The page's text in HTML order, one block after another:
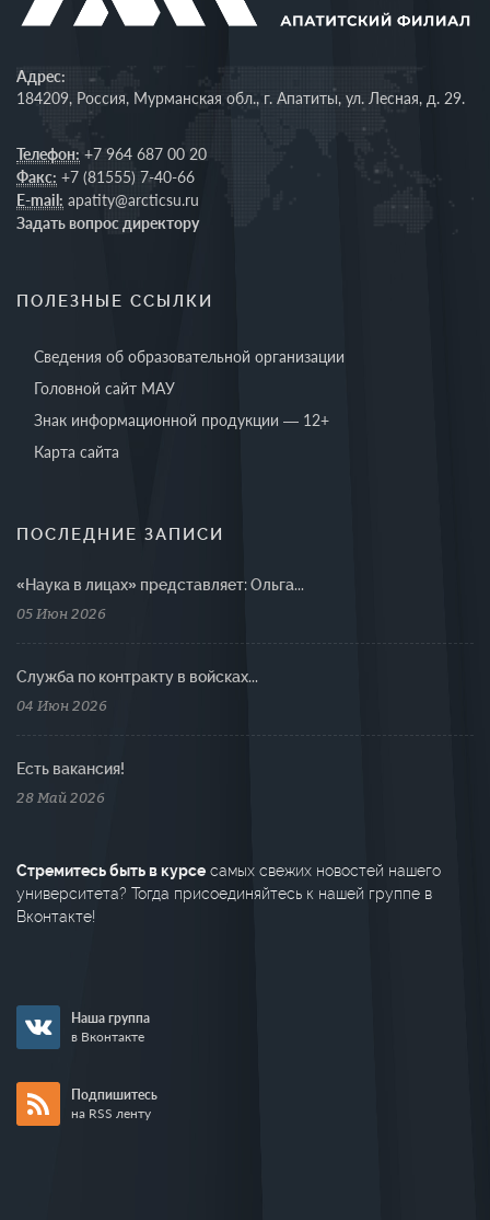
Адрес:
184209, Россия, Мурманская обл., г. Апатиты, ул. Лесная, д. 29.
Телефон: +7 964 687 00 20
Факс: +7 (81555) 7-40-66
E-mail: apatity@arcticsu.ru
Задать вопрос директору
ПОЛЕЗНЫЕ ССЫЛКИ
Сведения об образовательной организации
Головной сайт МАУ
Знак информационной продукции — 12+
Карта сайта
ПОСЛЕДНИЕ ЗАПИСИ
«Наука в лицах» представляет: Ольга...
05 Июн 2026
Cлужба по контракту в войсках...
04 Июн 2026
Есть вакансия!
28 Май 2026
Стремитесь быть в курсе самых свежих новостей нашего
университета? Тогда присоединяйтесь к нашей группе в
Вконтакте!
Наша группа
в Вконтакте
Подпишитесь
на RSS ленту